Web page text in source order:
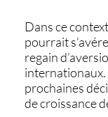
Dans ce
pourrait
regain
internationaux.
prochaines
de croissance